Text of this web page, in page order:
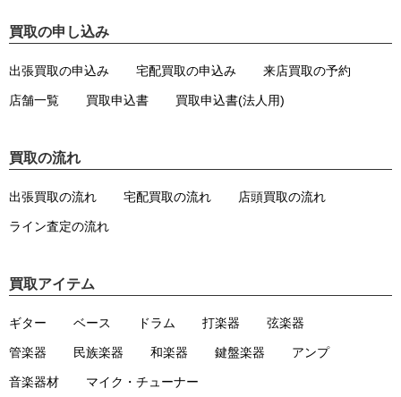
買取の申し込み
出張買取の申込み 宅配買取の申込み 来店買取の予約
店舗一覧 買取申込書 買取申込書(法人用)
買取の流れ
出張買取の流れ 宅配買取の流れ 店頭買取の流れ
ライン査定の流れ
買取アイテム
ギター ベース ドラム 打楽器 弦楽器
管楽器 民族楽器 和楽器 鍵盤楽器 アンプ
音楽器材 マイク・チューナー